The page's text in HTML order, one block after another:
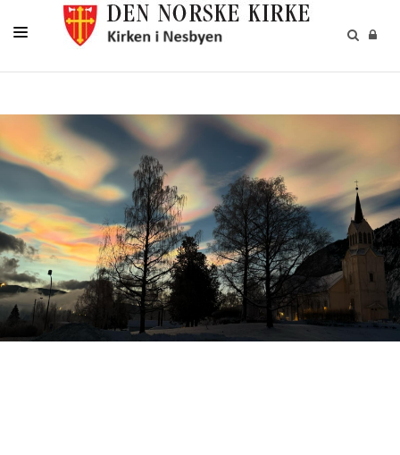
BARN OG UNGE
VOKSNE
KIRKEGÅRDEN
KALENDER
KONTAKT
MENIGHETSBLADET